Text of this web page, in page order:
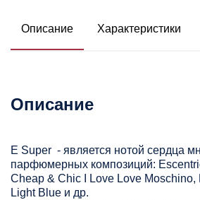
Описание Характеристики
Описание
E Super - является нотой сердца
парфюмерных композиций:
Cheap & Chic I Love Love Moschino,
Light Blue и др.